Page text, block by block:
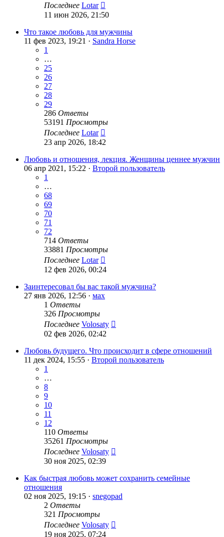
Последнее Lotar
11 июн 2026, 21:50
Что такое любовь для мужчины
11 фев 2023, 19:21 · Sandra Horse
1
…
25
26
27
28
29
286 Ответы
53191 Просмотры
Последнее Lotar
23 апр 2026, 18:42
Любовь и отношения, лекция. Женщины ценнее мужчин
06 апр 2021, 15:22 · Второй пользователь
1
…
68
69
70
71
72
714 Ответы
33881 Просмотры
Последнее Lotar
12 фев 2026, 00:24
Заинтересовал бы вас такой мужчина?
27 янв 2026, 12:56 · мах
1 Ответы
326 Просмотры
Последнее Volosaty
02 фев 2026, 02:42
Любовь будущего. Что происходит в сфере отношений
11 дек 2024, 15:55 · Второй пользователь
1
…
8
9
10
11
12
110 Ответы
35261 Просмотры
Последнее Volosaty
30 ноя 2025, 02:39
Как быстрая любовь может сохранить семейные
отношения
02 ноя 2025, 19:15 · snegopad
2 Ответы
321 Просмотры
Последнее Volosaty
19 ноя 2025, 07:24